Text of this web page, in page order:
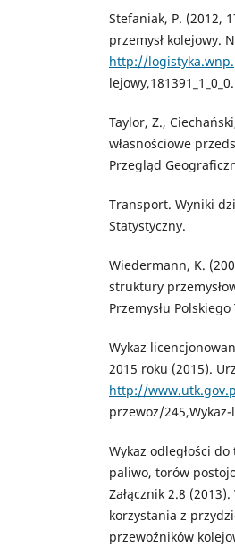
Stefaniak, P. (2012,
przemysł kolejowy.
http://
Taylor, Z.,
własnościowe
Przegląd
Transport. Wyniki
Statystyczny.
Wiedermann, K.
struktury
Przemysłu
Wykaz
2015 roku (2015).
http://
przewoz/
Wykaz odległości
paliwo, torów
Załącznik 2.8
korzystania z
przewoźników